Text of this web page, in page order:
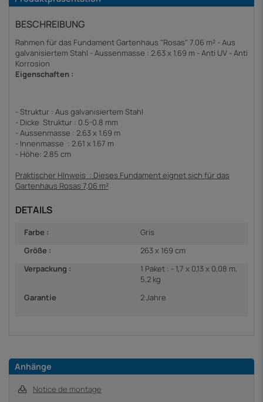
BESCHREIBUNG
Rahmen für das Fundament Gartenhaus "Rosas" 7.06 m² - Aus
galvanisiertem Stahl - Aussenmasse : 2.63 x 1.69 m - Anti UV - Anti
Korrosion
Eigenschaften :
- Struktur : Aus galvanisiertem Stahl
- Dicke Struktur : 0.5-0.8 mm
- Aussenmasse : 2.63 x 1.69 m
- Innenmasse : 2.61 x 1.67 m
- Höhe: 2.85 cm
Praktischer HInweis : Dieses Fundament eignet sich für das
Gartenhaus Rosas 7,06 m²
DETAILS
Farbe :
Gris
Größe :
263 x 169 cm
Verpackung :
1 Paket : - 1,7 x 0,13 x 0,08 m,
5,2 kg
Garantie
2 Jahre
Anhänge
Notice de montage